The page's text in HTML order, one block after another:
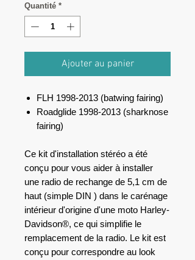
Quantité *
Ajouter au panier
FLH 1998-2013 (batwing fairing)
Roadglide 1998-2013 (sharknose
fairing)
Ce kit d'installation stéréo a été
conçu pour vous aider à installer
une radio de rechange de 5,1 cm de
haut (simple DIN ) dans le carénage
intérieur d'origine d'une moto Harley-
Davidson®, ce qui simplifie le
remplacement de la radio. Le kit est
conçu pour correspondre au look